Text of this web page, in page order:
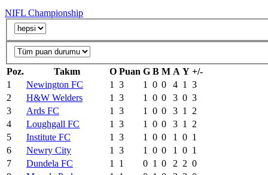
NIFL Championship
Poz. Takım O Puan G B M A Y +/-
1
Newington FC 1 3 1 0 0 4 1
3
2
H&W Welders 1 3 1 0 0 3 0 3
3
Ards FC 1 3 1 0 0 3 1
2
4
Loughgall FC 1 3 1 0 0 3 1
2
5
Institute FC 1 3 1 0 0 1 0 1
6
Newry City 1 3 1 0 0 1 0 1
7
Dundela FC 1 1 0 1 0 2 2 0